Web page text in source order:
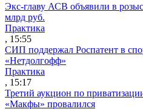
Экс-главу АСВ объявили в
млрд руб.
Практика
, 15:55
СИП поддержал Роспатент в
«Нетдолгофф»
Практика
, 15:17
Третий аукцион по
«Макфы» провалился